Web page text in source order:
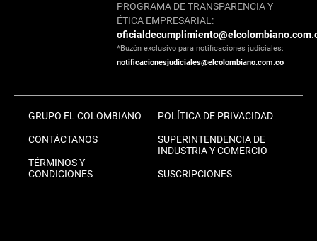
PROGRAMA DE TRANSPARENCIA Y
ÉTICA EMPRESARIAL:
*Buzón exclusivo para notificaciones judiciales:
notificacionesjudiciales@elcolombiano.com.co
GRUPO EL COLOMBIANO
CONTÁCTANOS
TÉRMINOS Y
CONDICIONES
POLÍTICA DE PRIVACIDAD
SUPERINTENDENCIA DE
INDUSTRIA Y COMERCIO
SUSCRIPCIONES